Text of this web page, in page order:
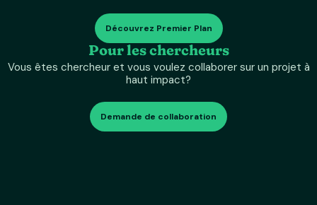
Découvrez Premier Plan
Pour les chercheurs
Vous êtes chercheur et vous voulez collaborer sur un projet à
haut impact?
Demande de collaboration